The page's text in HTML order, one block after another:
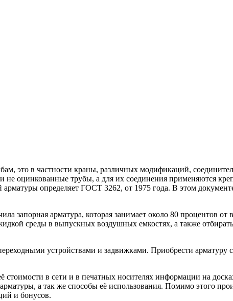
это в частности краны, различных модификаций,
не оцинкованные трубы, а для их соединения применяются
определяет ГОСТ 3262, от 1975 года. В этом
запорная арматура, которая занимает около 80 процентов от
среды в выпускных воздушных емкостях, а также
устройствами и задвижками. Приобрести
в сети и в печатных носителях информации на
а так же способы её использования. Помимо этого
и бонусов.